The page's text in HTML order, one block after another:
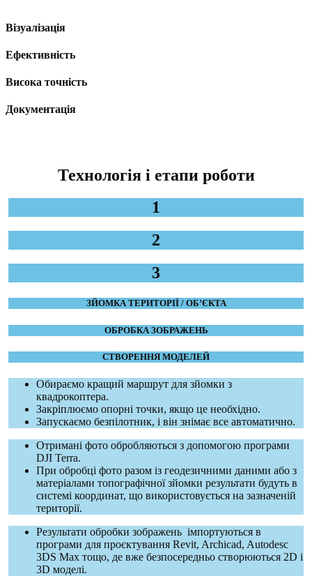
Візуалізація
Ефективність
Висока точність
Документація
Технологія і етапи роботи
1
2
3
ЗЙОМКА ТЕРИТОРІЇ / ОБ’ЄКТА
ОБРОБКА ЗОБРАЖЕНЬ
СТВОРЕННЯ МОДЕЛЕЙ
Обираємо кращий маршрут для зйомки з
квадрокоптера.
Закріплюємо опорні точки, якщо це необхідно.
Запускаємо безпілотник, і він знімає все автоматично.
Отримані фото обробляються з допомогою програми
DJI Terra.
При обробці фото разом із геодезичними даними або з
матеріалами топографічної зйомки результати будуть в
системі координат, що використовується на зазначеній
території.
Результати обробки зображень імпортуються в
програми для проєктування Revit, Archicad, Autodesc
3DS Max тощо, де вже безпосередньо створюються 2D і
3D моделі.